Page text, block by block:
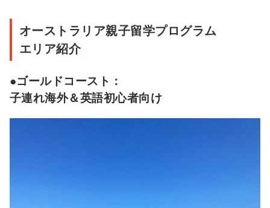
オーストラリア親子留学プログラム
エリア紹介
●ゴールドコースト：
子連れ海外＆英語初心者向け